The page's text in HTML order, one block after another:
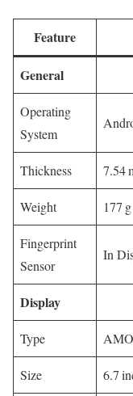
Feature
General
Operating
System
Thickness 7.54
Weight 177 g
Fingerprint
Sensor
In
Display
Type
Size 6.7